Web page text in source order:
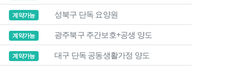
계약가능
성북구 단독 요양원
계약가능
광주북구 주간보호+공생 양도
계약가능
대구 단독 공동생활가정 양도